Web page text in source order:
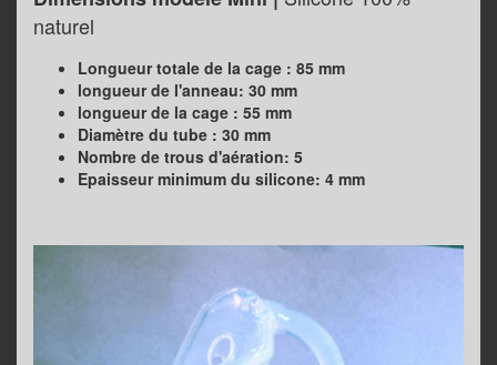
naturel
Longueur totale de la cage : 85 mm
longueur de l'anneau: 30 mm
longueur de la cage : 55 mm
Diamètre du tube : 30 mm
Nombre de trous d'aération: 5
Epaisseur minimum du silicone: 4 mm